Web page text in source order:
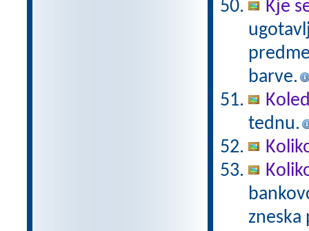
Kje
barve.
tednu.
zneska